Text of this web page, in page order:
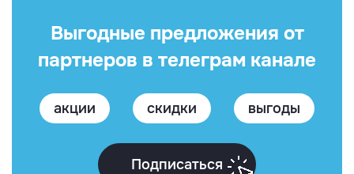
Выгодные предложения от
партнеров в телеграм канале
акции скидки выгоды
Подписаться